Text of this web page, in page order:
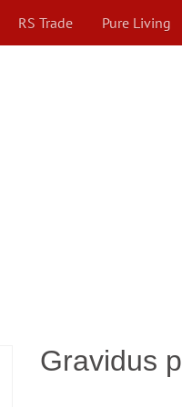
RS Trade Pure Living
Gravidus